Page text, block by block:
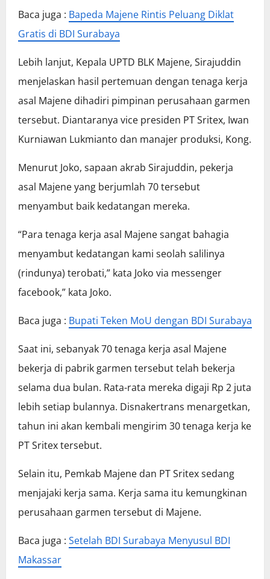
Baca juga : Bapeda Majene Rintis Peluang Diklat
Gratis di BDI Surabaya
Lebih lanjut, Kepala UPTD BLK Majene, Sirajuddin
menjelaskan hasil pertemuan dengan tenaga kerja
asal Majene dihadiri pimpinan perusahaan garmen
tersebut. Diantaranya vice presiden PT Sritex, Iwan
Kurniawan Lukmianto dan manajer produksi, Kong.
Menurut Joko, sapaan akrab Sirajuddin, pekerja
asal Majene yang berjumlah 70 tersebut
menyambut baik kedatangan mereka.
“Para tenaga kerja asal Majene sangat bahagia
menyambut kedatangan kami seolah salilinya
(rindunya) terobati,” kata Joko via messenger
facebook,” kata Joko.
Baca juga : Bupati Teken MoU dengan BDI Surabaya
Saat ini, sebanyak 70 tenaga kerja asal Majene
bekerja di pabrik garmen tersebut telah bekerja
selama dua bulan. Rata-rata mereka digaji Rp 2 juta
lebih setiap bulannya. Disnakertrans menargetkan,
tahun ini akan kembali mengirim 30 tenaga kerja ke
PT Sritex tersebut.
Selain itu, Pemkab Majene dan PT Sritex sedang
menjajaki kerja sama. Kerja sama itu kemungkinan
perusahaan garmen tersebut di Majene.
Baca juga : Setelah BDI Surabaya Menyusul BDI
Makassar